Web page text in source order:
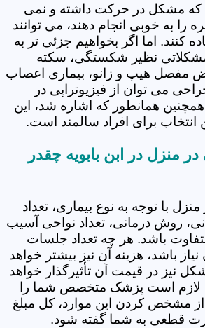
که مشکل در حرکت داشته و نمی
را به خوبی انجام دهند، می توانند
کنند. اما اگر بخواهیم جزئی تر به
مشکلاتی نظیر شکستگی، سکته
مفصل هیپ و زانو، بیماری اعصاب
می توان از فیزیوتراپی در
همانطور که اشاره شد، این
انتخاب برای افراد سالمند است.
در منزل در ابن بابویه چقدر
منزل با توجه به نوع بیماری، تعداد
روش درمانی، تعداد نواحی آسیب
باشد. هر چه تعداد جلسات
باشد، هزینه آن نیز بیشتر خواهد
نیز در قیمت آن تأثیرگذار خواهد
لازم است پزشک متخصص شما را
مشخص کردن این موارد، کل مبلغ
قطعی به شما گفته شود.